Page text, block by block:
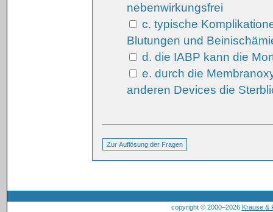
nebenwirkungsfrei
c. typische
Blutungen und
d. die IABP kann die
e. durch die
anderen Devices die
copyright © 2000–2026 Krause &